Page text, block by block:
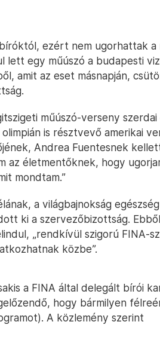
ezért nem ugorhattak a
lett egy műúszó a budapesti
amit az eset másnapján,
műúszó-verseny
is résztvevő amerikai
Andrea Fuentesnek
az életmentőknek, hogy
mondtam.”
a világbajnokság
ki a szervezőbizottság.
„rendkívül szigorú FINA-
közbe”.
a FINA által delegált bírói
hogy bármilyen
A közlemény szerint